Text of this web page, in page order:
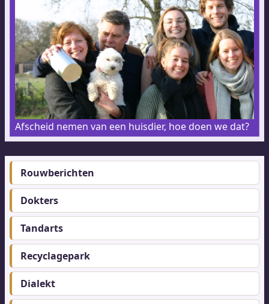
Afscheid nemen van een huisdier, hoe doen we dat?
Footer-
menu
Rouwberichten
Dokters
Tandarts
Recyclagepark
Dialekt